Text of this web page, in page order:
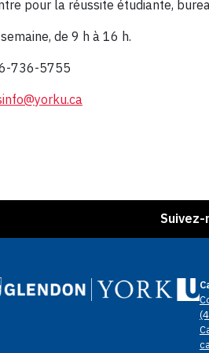
pour la réussite étudiante,
de 9 h à 16 h.
736-5755
Suivez-